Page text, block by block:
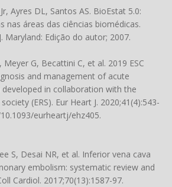
Ayres DL, Santos AS. BioEstat 5.0:
nas áreas das ciências biomédicas.
Maryland: Edição do autor; 2007.
Meyer G, Becattini C, et al. 2019 ESC
and management of acute
in collaboration with the
(ERS). Eur Heart J. 2020;41(4):543-
eurheartj/ehz405.
S, Desai NR, et al. Inferior vena cava
embolism: systematic review and
Cardiol. 2017;70(13):1587-97.